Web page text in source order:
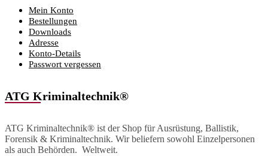
Mein Konto
Bestellungen
Downloads
Adresse
Konto-Details
Passwort vergessen
ATG Kriminaltechnik®
ATG Kriminaltechnik® ist der Shop für Ausrüstung, Ballistik,
Forensik & Kriminaltechnik. Wir beliefern sowohl Einzelpersonen
als auch Behörden. Weltweit.